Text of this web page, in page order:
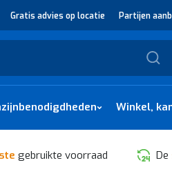
Gratis advies op locatie Partijen
Winkel,
gebruikte voorraad De